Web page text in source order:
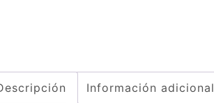
Información adicional